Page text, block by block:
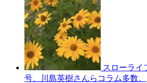
スローライ
号、川島英樹さんらコラム多数。